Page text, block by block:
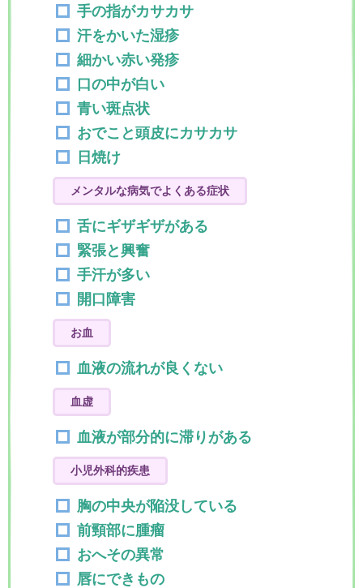
手の指がカサカサ
汗をかいた湿疹
細かい赤い発疹
口の中が白い
青い斑点状
おでこと頭皮にカサカサ
日焼け
メンタルな病気でよくある症状
舌にギザギザがある
緊張と興奮
手汗が多い
開口障害
お血
血液の流れが良くない
血虚
血液が部分的に滞りがある
小児外科的疾患
胸の中央が陥没している
前頸部に腫瘤
おへその異常
唇にできもの